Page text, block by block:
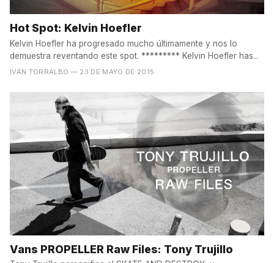
Hot Spot: Kelvin Hoefler
Kelvin Hoefler ha progresado mucho últimamente y nos lo
demuestra reventando este spot. ********* Kelvin Hoefler has...
IVÁN TORRALBO — 23 DE MAYO DE 2015
Vans PROPELLER Raw Files: Tony Trujillo